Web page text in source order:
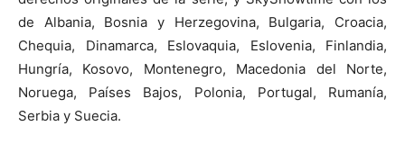
de Albania, Bosnia y Herzegovina, Bulgaria, Croacia,
Chequia, Dinamarca, Eslovaquia, Eslovenia, Finlandia,
Hungría, Kosovo, Montenegro, Macedonia del Norte,
Noruega, Países Bajos, Polonia, Portugal, Rumanía,
Serbia y Suecia.​